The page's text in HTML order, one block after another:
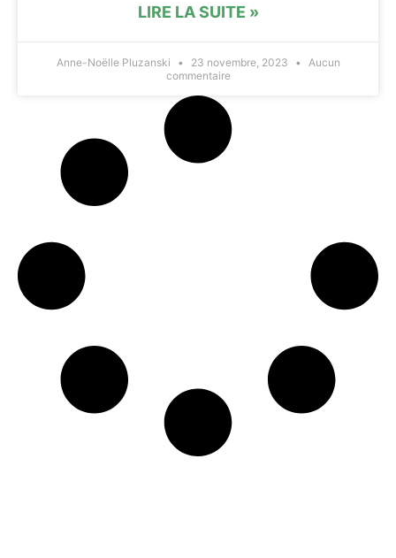
LIRE LA SUITE »
Anne-Noëlle Pluzanski 23 novembre, 2023
Aucun
commentaire